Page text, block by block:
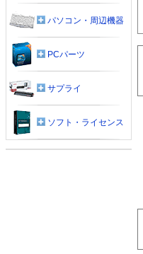
パソコン・周辺機器
PCパーツ
サプライ
ソフト・ライセンス